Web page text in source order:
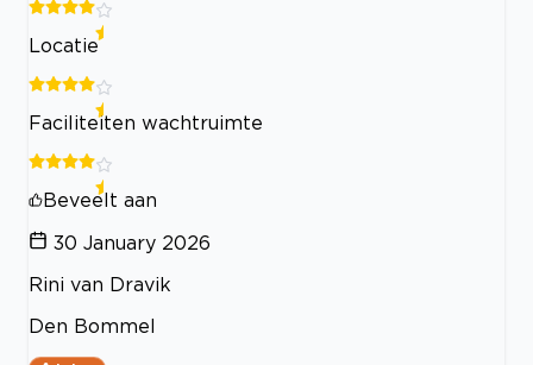
Locatie
Faciliteiten wachtruimte
Beveelt aan
30 January 2026
Rini van Dravik
Den Bommel